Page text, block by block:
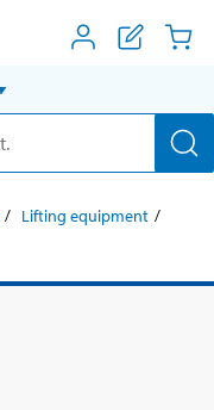
Lifting equipment